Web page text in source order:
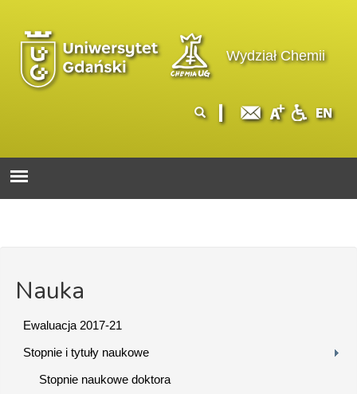
Wydział Chemii
wyszukiwania
Nauka
Ewaluacja 2017-21
Stopnie i tytuły naukowe
Stopnie naukowe doktora